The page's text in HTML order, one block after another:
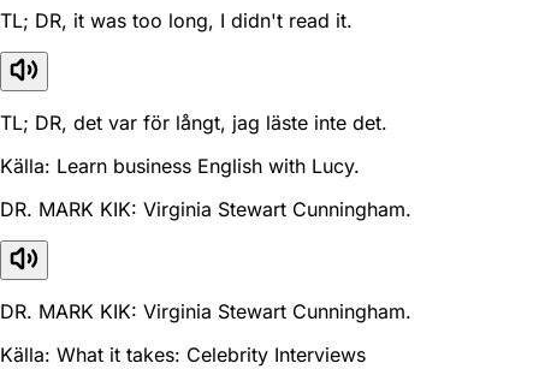
TL; DR, it was too long, I didn't read it.
TL; DR, det var för långt, jag läste inte det.
Källa: Learn business English with Lucy.
DR. MARK KIK: Virginia Stewart Cunningham.
DR. MARK KIK: Virginia Stewart Cunningham.
Källa: What it takes: Celebrity Interviews